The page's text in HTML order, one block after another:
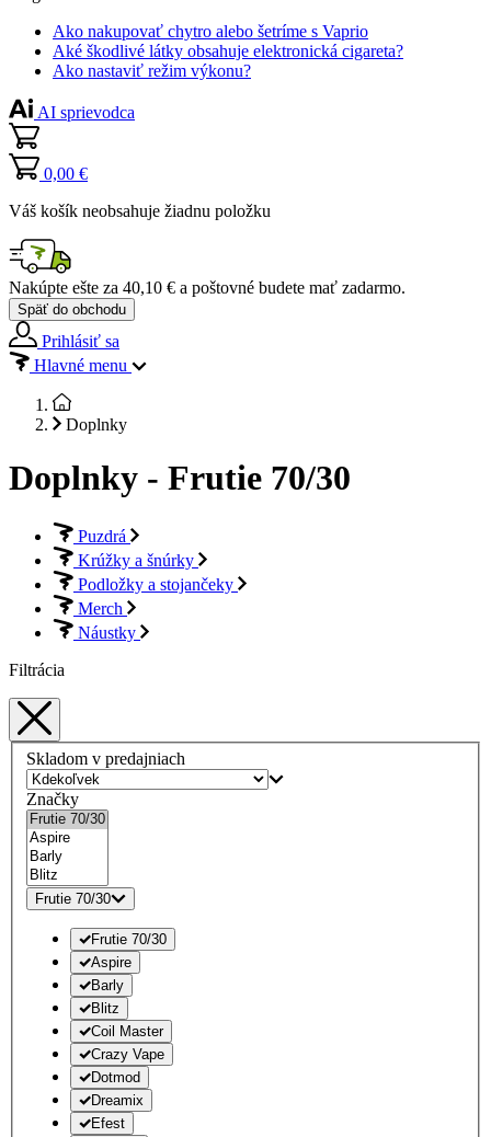
Ako nakupovať chytro alebo šetríme s Vaprio
Aké škodlivé látky obsahuje elektronická cigareta?
Ako nastaviť režim výkonu?
AI sprievodca
0,00 €
Váš košík neobsahuje žiadnu položku
Nakúpte ešte za 40,10 € a poštovné budete mať zadarmo.
Späť do obchodu
Prihlásiť sa
Hlavné menu
Doplnky
Doplnky - Frutie 70/30
Puzdrá
Krúžky a šnúrky
Podložky a stojančeky
Merch
Náustky
Filtrácia
Skladom v predajniach
Značky
Frutie 70/30
Frutie 70/30
Aspire
Barly
Blitz
Coil Master
Crazy Vape
Dotmod
Dreamix
Efest